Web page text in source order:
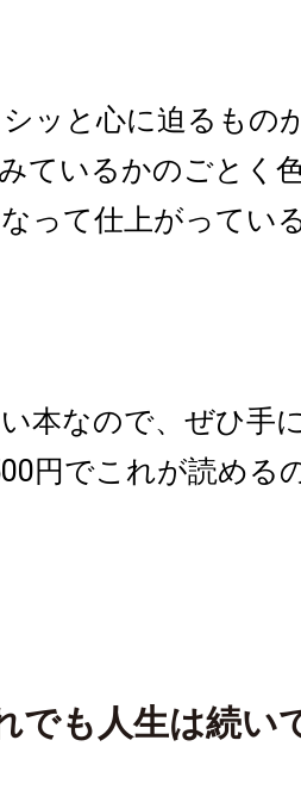
ッと心に迫るもの
ているかのごとく
って仕上がってい
本なので、ぜひ手
円でこれが読める
でも人生は続い